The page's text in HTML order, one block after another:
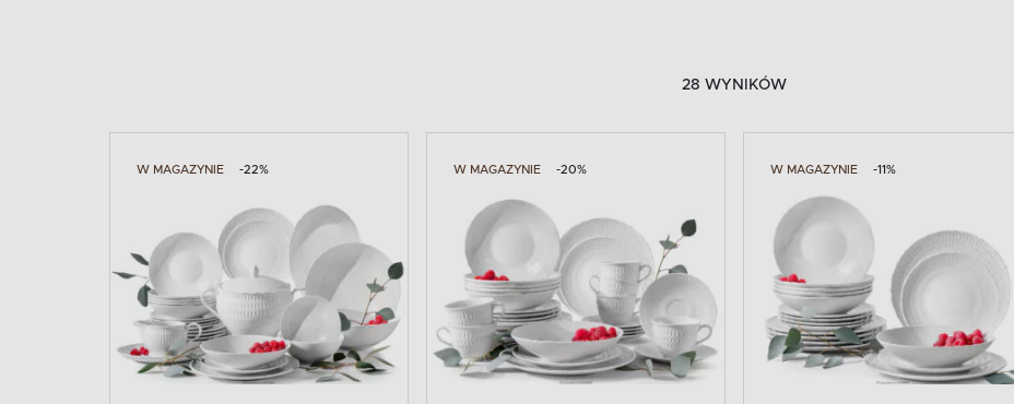
28 WYNIKÓW
W MAGAZYNIE -22% W MAGAZYNIE -20% W MAGAZYNIE -11%